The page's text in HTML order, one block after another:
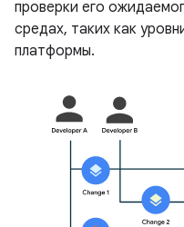
проверки его
средах, таких как
платформы.